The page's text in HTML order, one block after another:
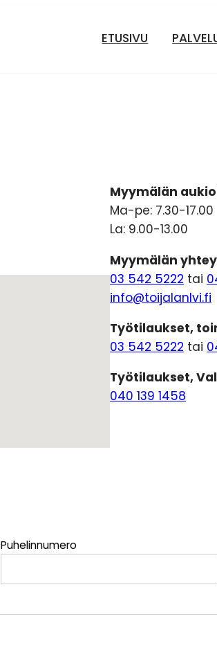
ETUSIVU
Myymälän
Ma-pe: 7.30-17.00
La: 9.00-13.00
Myymälän
03 542 5222 tai
info@toijalanlvi.fi
Työtilaukset,
03 542 5222 tai
Työtilaukset,
040 139 1458
Puhelinnumero